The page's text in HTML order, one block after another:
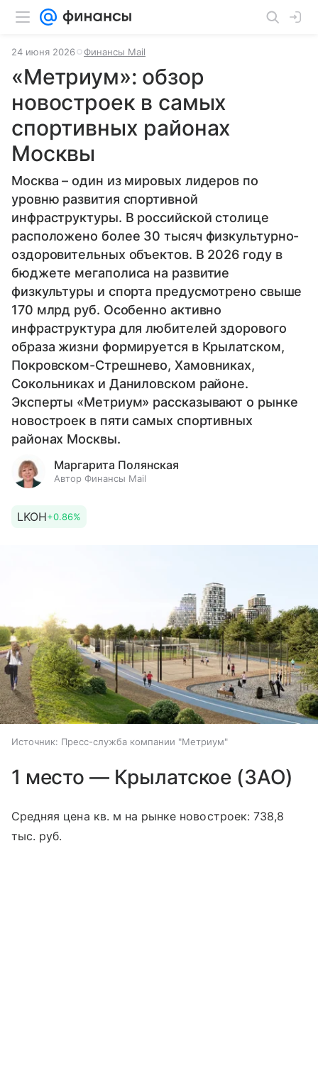
24 июня 2026 Финансы Mail
«Метриум»: обзор
новостроек в самых
спортивных районах
Москвы
Москва – один из мировых лидеров по
уровню развития спортивной
инфраструктуры. В российской столице
расположено более 30 тысяч физкультурно-
оздоровительных объектов. В 2026 году в
бюджете мегаполиса на развитие
физкультуры и спорта предусмотрено свыше
170 млрд руб. Особенно активно
инфраструктура для любителей здорового
образа жизни формируется в Крылатском,
Покровском-Стрешнево, Хамовниках,
Сокольниках и Даниловском районе.
Эксперты «Метриум» рассказывают о рынке
новостроек в пяти самых спортивных
районах Москвы.
Маргарита Полянская
Автор Финансы Mail
LKOH+0.86%
Источник: Пресс-служба компании "Метриум"
1 место — Крылатское (ЗАО)
Средняя цена кв. м на рынке новостроек: 738,8
тыс. руб.